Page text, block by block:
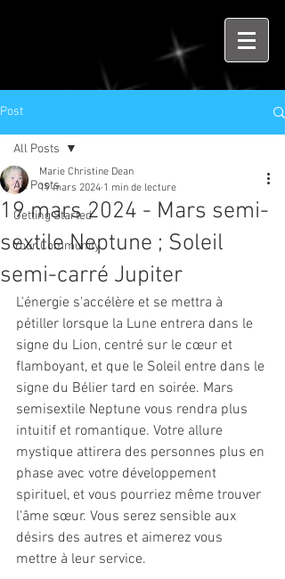
Post
All Posts
Getting Started
Your Community
All Posts
19 mars 2024 - Mars semi-
sextile Neptune ; Soleil
semi-carré Jupiter
Marie Christine Dean
19 mars 2024 1 min de lecture
L'énergie s'accélère et se mettra à
pétiller lorsque la Lune entrera dans le
signe du Lion, centré sur le cœur et
flamboyant, et que le Soleil entre dans le
signe du Bélier tard en soirée. Mars
semisextile Neptune vous rendra plus
intuitif et romantique. Votre allure
mystique attirera des personnes plus en
phase avec votre développement
spirituel, et vous pourriez même trouver
l'âme sœur. Vous serez sensible aux
désirs des autres et aimerez vous
mettre à leur service.